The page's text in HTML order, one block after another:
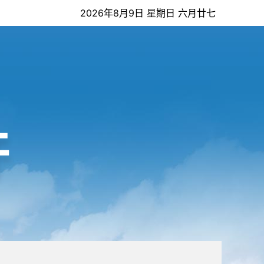
2026年8月9日 星期日 六月廿七